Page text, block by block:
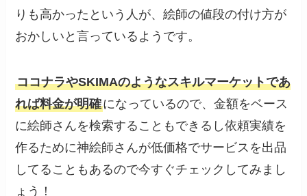
りも高かったという人が、絵師の値段の付け方が
おかしいと言っているようです。
ココナラやSKIMAのようなスキルマーケットであ
れば料金が明確になっているので、金額をベース
に絵師さんを検索することもできるし依頼実績を
作るために神絵師さんが低価格でサービスを出品
してることもあるので今すぐチェックしてみまし
ょう！